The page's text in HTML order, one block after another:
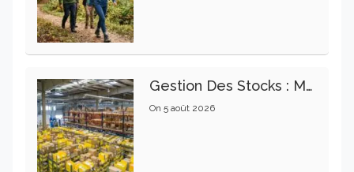
Gestion Des Stocks : Meilleures Pratiques Intralogistiques
On 5 août 2026